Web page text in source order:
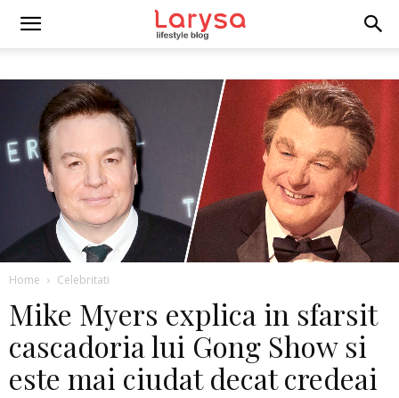
Home Celebritati
Mike Myers explica in sfarsit
cascadoria lui Gong Show si
este mai ciudat decat credeai